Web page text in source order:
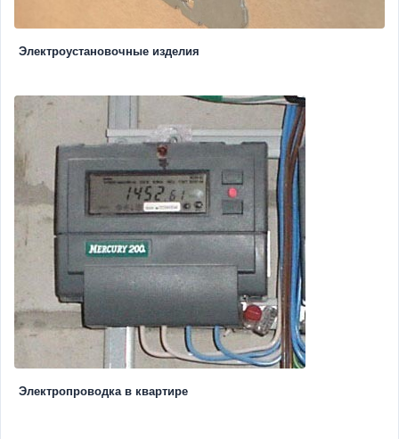
Электроустановочные изделия
Электропроводка в квартире